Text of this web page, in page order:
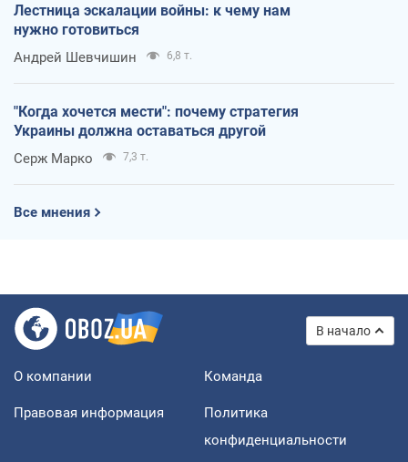
Лестница эскалации войны: к чему нам
нужно готовиться
Андрей Шевчишин 6,8 т.
"Когда хочется мести": почему стратегия
Украины должна оставаться другой
Серж Марко 7,3 т.
Все мнения
В начало
О компании Команда
Правовая информация
Политика
конфиденциальности